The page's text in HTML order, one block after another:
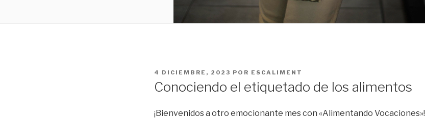
PUBLICADO
EL
4 DICIEMBRE, 2023 POR ESCALIMENT
Conociendo el etiquetado de los alimentos
¡Bienvenidos a otro emocionante mes con «Alimentando Vocaciones»!